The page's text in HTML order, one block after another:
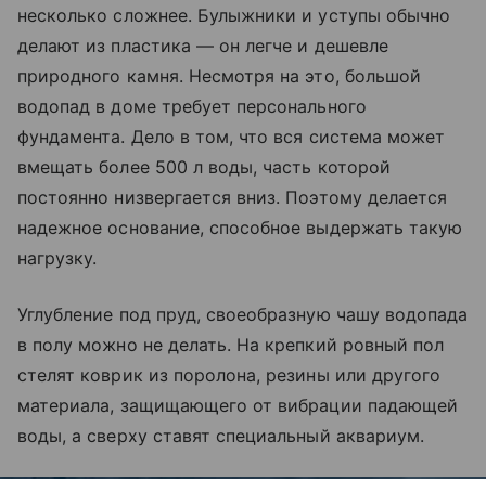
несколько сложнее. Булыжники и уступы обычно
делают из пластика — он легче и дешевле
природного камня. Несмотря на это, большой
водопад в доме требует персонального
фундамента. Дело в том, что вся система может
вмещать более 500 л воды, часть которой
постоянно низвергается вниз. Поэтому делается
надежное основание, способное выдержать такую
нагрузку.
Углубление под пруд, своеобразную чашу водопада
в полу можно не делать. На крепкий ровный пол
стелят коврик из поролона, резины или другого
материала, защищающего от вибрации падающей
воды, а сверху ставят специальный аквариум.